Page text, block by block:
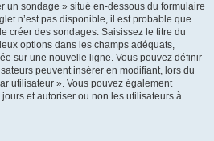
un sondage » situé en-dessous du formulaire
n’est pas disponible, il est probable que
créer des sondages. Saisissez le titre du
options dans les champs adéquats,
sur une nouvelle ligne. Vous pouvez définir
peuvent insérer en modifiant, lors du
utilisateur ». Vous pouvez également
et autoriser ou non les utilisateurs à